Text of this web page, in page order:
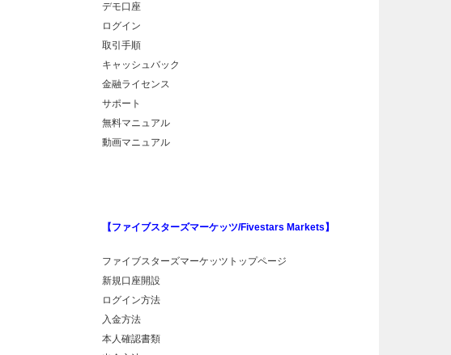
デモ口座
ログイン
取引手順
キャッシュバック
金融ライセンス
サポート
無料マニュアル
動画マニュアル
【ファイブスターズマーケッツ/Fivestars Markets】
ファイブスターズマーケッツトップページ
新規口座開設
ログイン方法
入金方法
本人確認書類